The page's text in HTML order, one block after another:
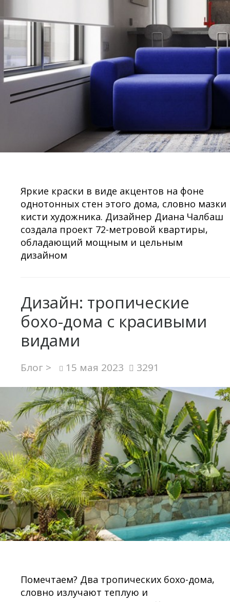
Яркие краски в виде акцентов на фоне
однотонных стен этого дома, словно мазки
кисти художника. Дизайнер Диана Чалбаш
создала проект 72-метровой квартиры,
обладающий мощным и цельным
дизайном
Дизайн: тропические
бохо-дома с красивыми
видами
Блог > 15 мая 2023 3291
Помечтаем? Два тропических бохо-дома,
словно излучают теплую и